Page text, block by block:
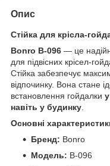
Опис
Стійка для крісла-
Bonro B-096 — це
для підвісних крісел-
Стійка забезпечує
відпочинку. Вона стане
встановлення гойдалки
навіть у будинку
Основні
Бренд: Bonro
Модель: B-096